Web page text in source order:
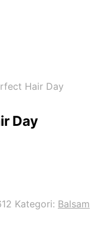
Hair Day
Day
Kategori: Balsam